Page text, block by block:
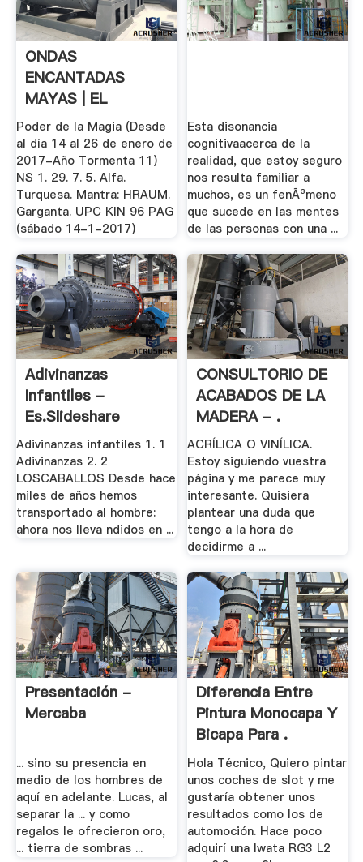
ONDAS
ENCANTADAS
MAYAS | EL
LAMENTO NO .
Poder de la Magia (Desde
al día 14 al 26 de enero de
2017-Año Tormenta 11)
NS 1. 29. 7. 5. Alfa.
Turquesa. Mantra: HRAUM.
Garganta. UPC KIN 96 PAG
(sábado 14-1-2017)
Esta disonancia
cognitivaacerca de la
realidad, que estoy seguro
nos resulta familiar a
muchos, es un fenÃ³meno
que sucede en las mentes
de las personas con una ...
Adivinanzas
Infantiles -
Es.slideshare
Adivinanzas infantiles 1. 1
Adivinanzas 2. 2
LOSCABALLOS Desde hace
miles de años hemos
transportado al hombre:
ahora nos lleva ndidos en ...
CONSULTORIO DE
ACABADOS DE LA
MADERA - .
ACRÍLICA O VINÍLICA.
Estoy siguiendo vuestra
página y me parece muy
interesante. Quisiera
plantear una duda que
tengo a la hora de
decidirme a ...
Presentación -
Mercaba
... sino su presencia en
medio de los hombres de
aquí en adelante. Lucas, al
separar la ... y como
regalos le ofrecieron oro,
... tierra de sombras ...
Diferencia Entre
Pintura Monocapa Y
Bicapa Para .
Hola Técnico, Quiero pintar
unos coches de slot y me
gustaría obtener unos
resultados como los de
automoción. Hace poco
adquirí una Iwata RG3 L2